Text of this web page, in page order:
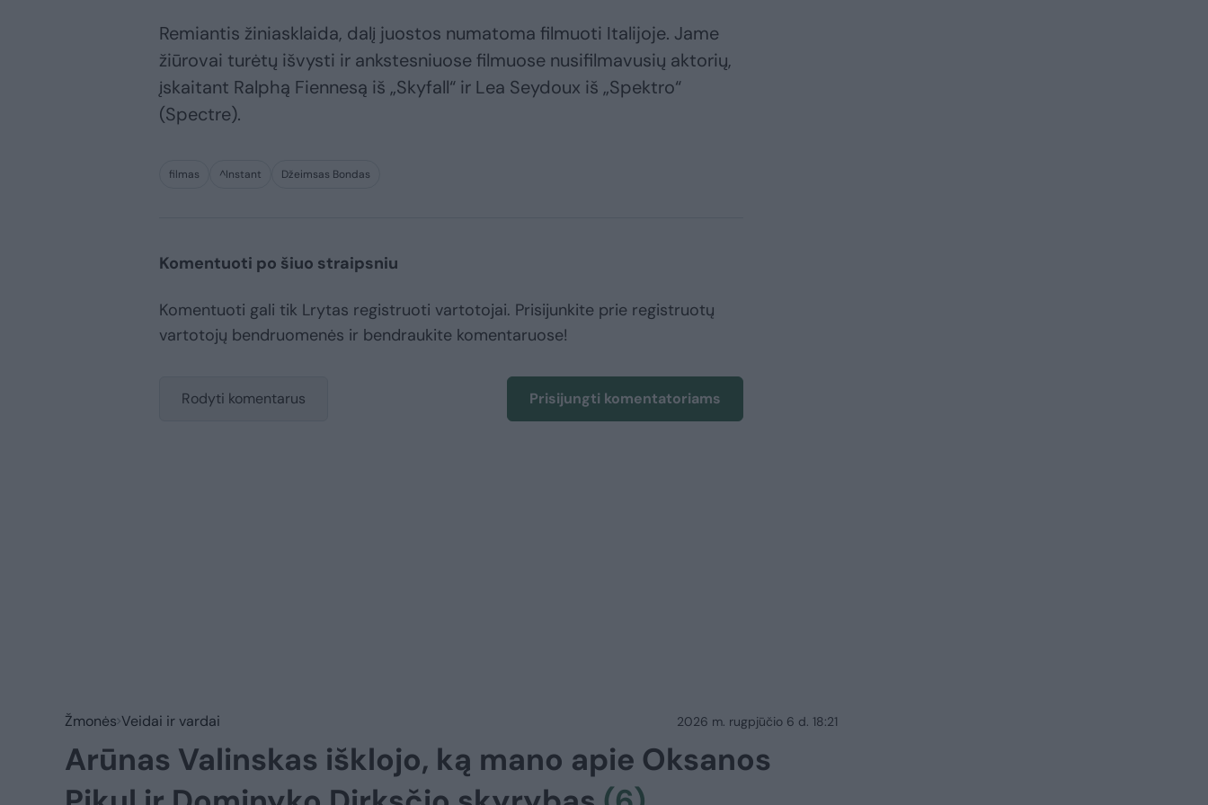
Remiantis žiniasklaida, dalį juostos numatoma filmuoti Italijoje. Jame
žiūrovai turėtų išvysti ir ankstesniuose filmuose nusifilmavusių aktorių,
įskaitant Ralphą Fiennesą iš „Skyfall“ ir Lea Seydoux iš „Spektro“
(Spectre).
filmas ^Instant Džeimsas Bondas
Komentuoti po šiuo straipsniu
Komentuoti gali tik Lrytas registruoti vartotojai. Prisijunkite prie registruotų
vartotojų bendruomenės ir bendraukite komentaruose!
Rodyti komentarus Prisijungti komentatoriams
Žmonės Veidai ir vardai 2026 m. rugpjūčio 6 d. 18:21
Arūnas Valinskas išklojo, ką mano apie Oksanos